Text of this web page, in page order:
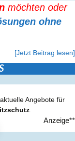
möchten oder
ohne
[Jetzt Beitrag lesen]
Angebote für
Anzeige**